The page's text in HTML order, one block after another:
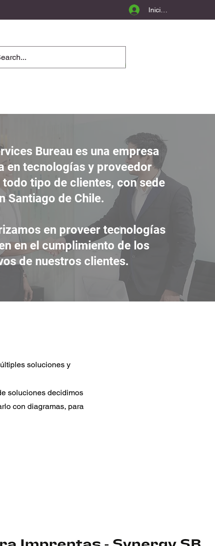
Iniciar sesión
Bureau es una empresa
en tecnologías y proveedor
tipo de clientes, con sede
Santiago de Chile.
en proveer tecnologías
en el cumplimiento de los
de nuestros clientes.
soluciones y
soluciones decidimos
con diagramas, para